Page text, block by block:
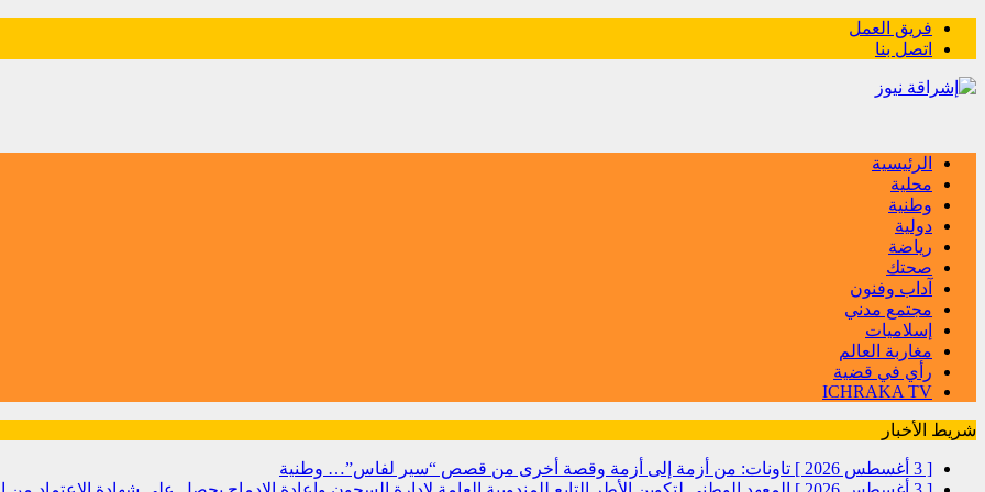
فريق العمل
اتصل بنا
الرئيسية
محلية
وطنية
دولية
رياضة
صحتك
آداب وفنون
مجتمع مدني
إسلاميات
مغاربة العالم
رأي في قضية
ICHRAKA TV
شريط الأخبار
[ 3 أغسطس 2026 ] تاونات: من أزمة إلى أزمة وقصة أخرى من قصص “سير لفاس”… وطنية